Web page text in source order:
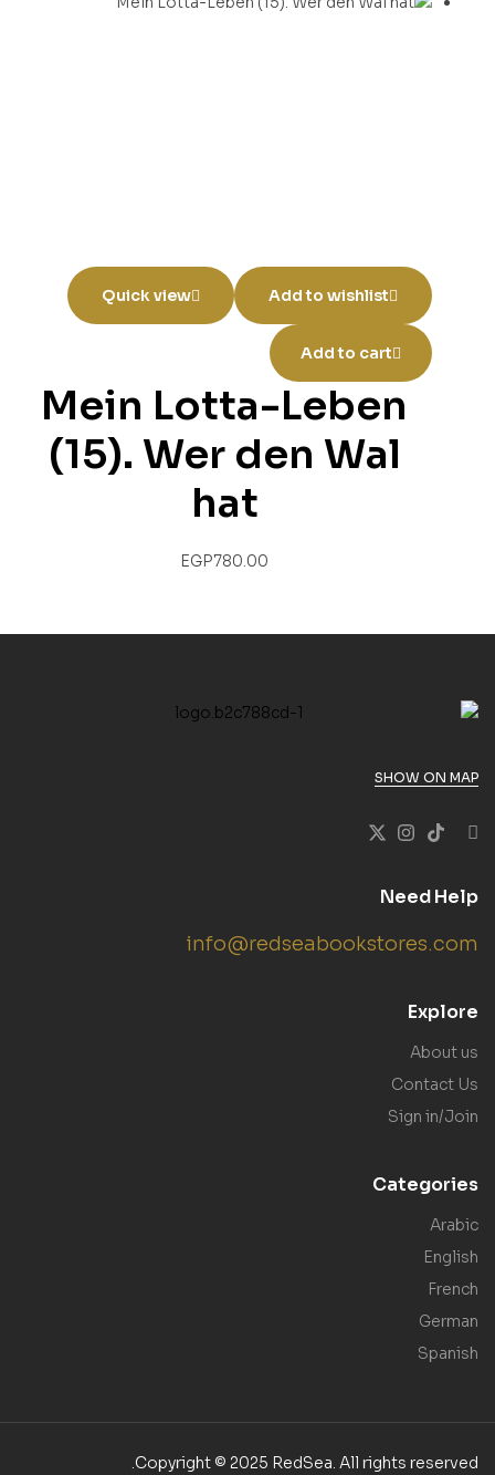
Add to wishlist
Quick view
Add to cart
Mein Lotta-Leben
(15). Wer den Wal
hat
EGP780.00
SHOW ON MAP
Need Help
info@redseabookstores.com
Explore
About us
Contact Us
Sign in/Join
Categories
Arabic
English
French
German
Spanish
Copyright © 2025 RedSea. All rights reserved.